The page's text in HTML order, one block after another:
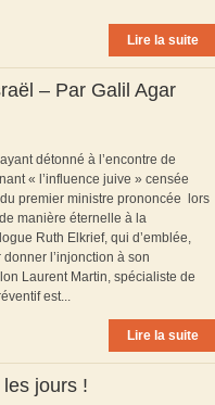
Lire la suite
– Par Galil Agar
détonné à l’encontre de
« l’influence juive » censée
premier ministre prononcée lors
manière éternelle à la
Ruth Elkrief, qui d’emblée,
l’injonction à son
Laurent Martin, spécialiste de
est...
Lire la suite
jours !